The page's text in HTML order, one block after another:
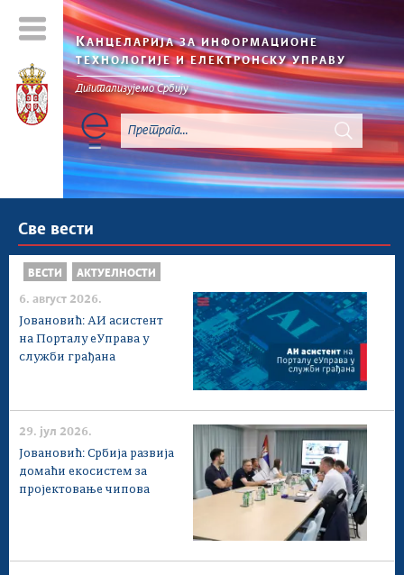
КАНЦЕЛАРИЈА ЗА ИНФОРМАЦИОНЕ
ТЕХНОЛОГИЈЕ И ЕЛЕКТРОНСКУ УПРАВУ
Дигитализујемо Србију
Све вести
ВЕСТИ АКТУЕЛНОСТИ
6. август 2026.
Јовановић: АИ асистент
на Порталу еУправа у
служби грађана
29. јул 2026.
Јовановић: Србија развија
домаћи екосистем за
пројектовање чипова